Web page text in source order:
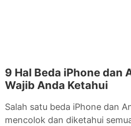
9 Hal Beda iPhone dan
Wajib Anda Ketahui
Salah satu beda iPhone dan
mencolok dan diketahui